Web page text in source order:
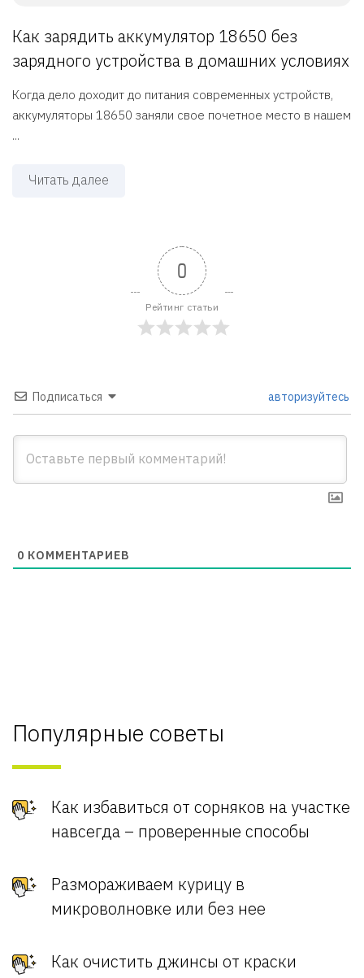
Как зарядить аккумулятор 18650 без
зарядного устройства в домашних условиях
Когда дело доходит до питания современных устройств,
аккумуляторы 18650 заняли свое почетное место в нашем
...
Читать далее
0
Рейтинг статьи
Подписаться авторизуйтесь
0 КОММЕНТАРИЕВ
Популярные советы
Как избавиться от сорняков на участке
навсегда – проверенные способы
Размораживаем курицу в
микроволновке или без нее
Как очистить джинсы от краски